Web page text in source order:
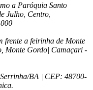
a Paróquia Santo
Julho, Centro,
frente a feirinha de Monte
Monte Gordo| Camaçari -
BA | CEP: 48700-